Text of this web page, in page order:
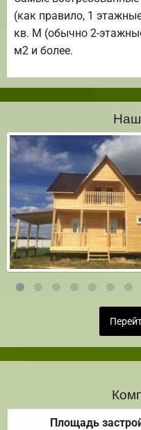
(как правило, 1
кв. М (обычно 2-
м2 и более.
Площадь